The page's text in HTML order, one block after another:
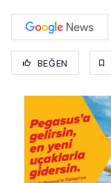
BEĞEN